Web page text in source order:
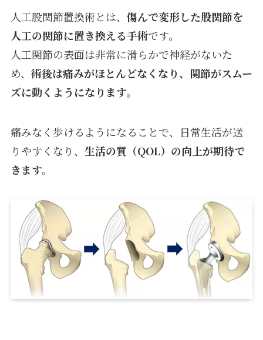
人工股関節置換術とは、 傷んで変形した股関節を
人工の関節に置き換える手術です。
人工関節の表面は非常に滑らかで神経がないた
め、 術後は痛みがほとんどなくなり、関節がスムー
ズに動くようになります。
痛みなく歩けるようになることで、日常生活が送
りやすくなり、 生活の質（QOL）の向上が期待で
きます。